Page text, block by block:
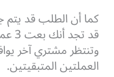
كما أن الطلب قد يتم
قد
وتنتظر مشتري آخر
العملتين المتبقيتين.